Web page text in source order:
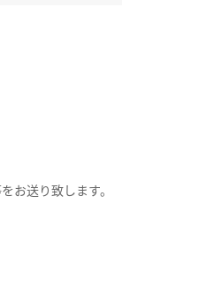
お送り致します。